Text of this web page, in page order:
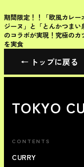
千代田区
期間限定！！「欧風カレー
ジーヌ」と「とんかつまい
のコラボが実現！究極のカ
を実食
← トップに戻る
TOKYO
CONTENTS
CURRY